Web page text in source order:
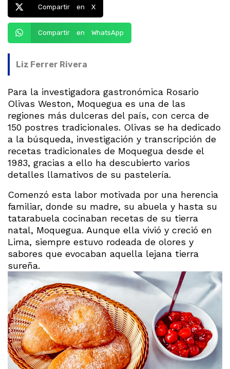
Compartir en X
Compartir en WhatsApp
Liz Ferrer Rivera
Para la investigadora gastronómica Rosario
Olivas Weston, Moquegua es una de las
regiones más dulceras del país, con cerca de
150 postres tradicionales. Olivas se ha dedicado
a la búsqueda, investigación y transcripción de
recetas tradicionales de Moquegua desde el
1983, gracias a ello ha descubierto varios
detalles llamativos de su pastelería.
Comenzó esta labor motivada por una herencia
familiar, donde su madre, su abuela y hasta su
tatarabuela cocinaban recetas de su tierra
natal, Moquegua. Aunque ella vivió y creció en
Lima, siempre estuvo rodeada de olores y
sabores que evocaban aquella lejana tierra
sureña.